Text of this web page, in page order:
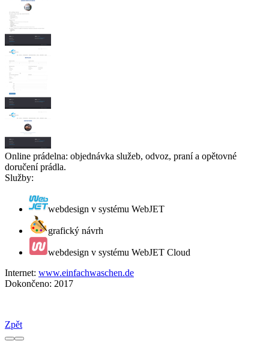
Online prádelna: objednávka služeb, odvoz, praní a opětovné
doručení prádla.
Služby:
webdesign v systému WebJET
grafický návrh
webdesign v systému WebJET Cloud
Internet: www.einfachwaschen.de
Dokončeno: 2017
Zpět